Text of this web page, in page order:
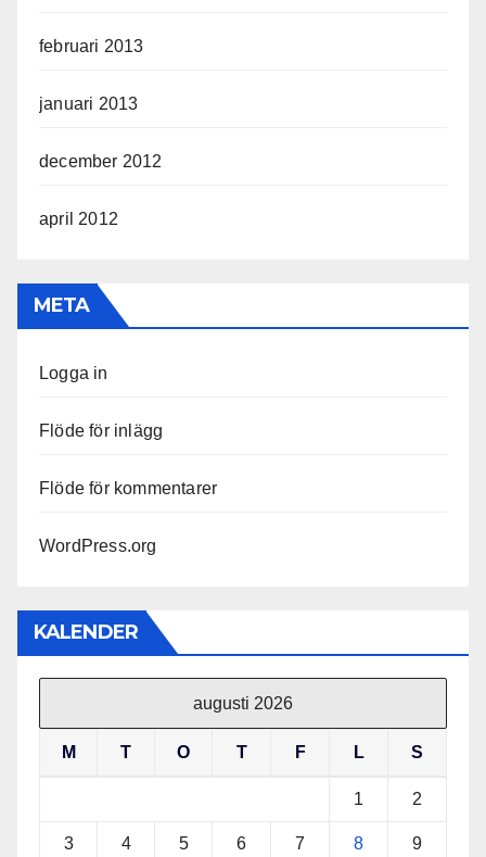
februari 2013
januari 2013
december 2012
april 2012
META
Logga in
Flöde för inlägg
Flöde för kommentarer
WordPress.org
KALENDER
augusti 2026
M T O T F L S
1 2
3 4 5 6 7 8 9